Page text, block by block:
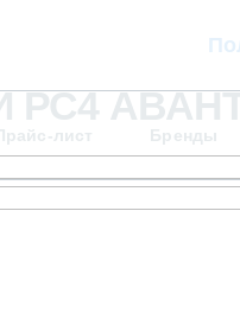
лист Бренды
РС4